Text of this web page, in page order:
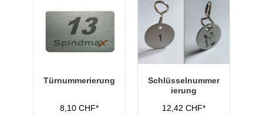
Türnummerierung
8,10 CHF*
Schlüsselnummer
ierung
12,42 CHF*